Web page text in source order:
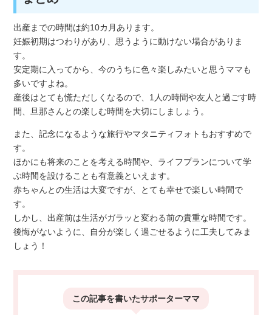
出産までの時間は約10カ月あります。
妊娠初期はつわりがあり、思うように動けない場合がありま
す。
安定期に入ってから、今のうちに色々楽しみたいと思うママも
多いですよね。
産後はとても慌ただしくなるので、1人の時間や友人と過ごす時
間、旦那さんとの楽しむ時間を大切にしましょう。
また、記念になるような旅行やマタニティフォトもおすすめで
す。
ほかにも将来のことを考える時間や、ライフプランについて学
ぶ時間を設けることも有意義といえます。
赤ちゃんとの生活は大変ですが、とても幸せで楽しい時間で
す。
しかし、出産前は生活がガラッと変わる前の貴重な時間です。
後悔がないように、自分が楽しく過ごせるように工夫してみま
しょう！
この記事を書いたサポーターママ